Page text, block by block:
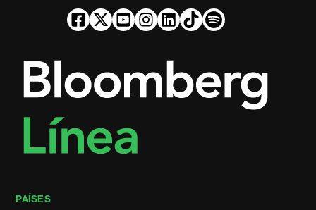
PAÍSES